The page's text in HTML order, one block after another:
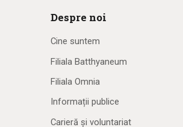
Despre noi
Cine suntem
Filiala Batthyaneum
Filiala Omnia
Informații publice
Carieră și voluntariat